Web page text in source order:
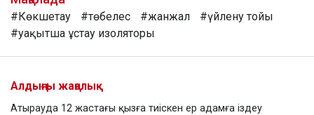
#Көкшетау #төбелес #жанжал
#үйлену тойы
#уақытша ұстау изоляторы
Алдыңғы жаңалық
Атырауда 12 жастағы қызға тиіскен ер адамға іздеу